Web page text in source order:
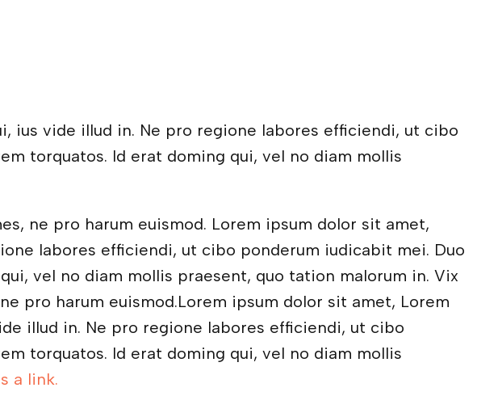
ius vide illud in. Ne pro regione labores efficiendi, ut cibo
torquatos. Id erat doming qui, vel no diam mollis
ne pro harum euismod. Lorem ipsum dolor sit amet,
labores efficiendi, ut cibo ponderum iudicabit mei. Duo
vel no diam mollis praesent, quo tation malorum in. Vix
pro harum euismod.Lorem ipsum dolor sit amet, Lorem
illud in. Ne pro regione labores efficiendi, ut cibo
torquatos. Id erat doming qui, vel no diam mollis
a link.